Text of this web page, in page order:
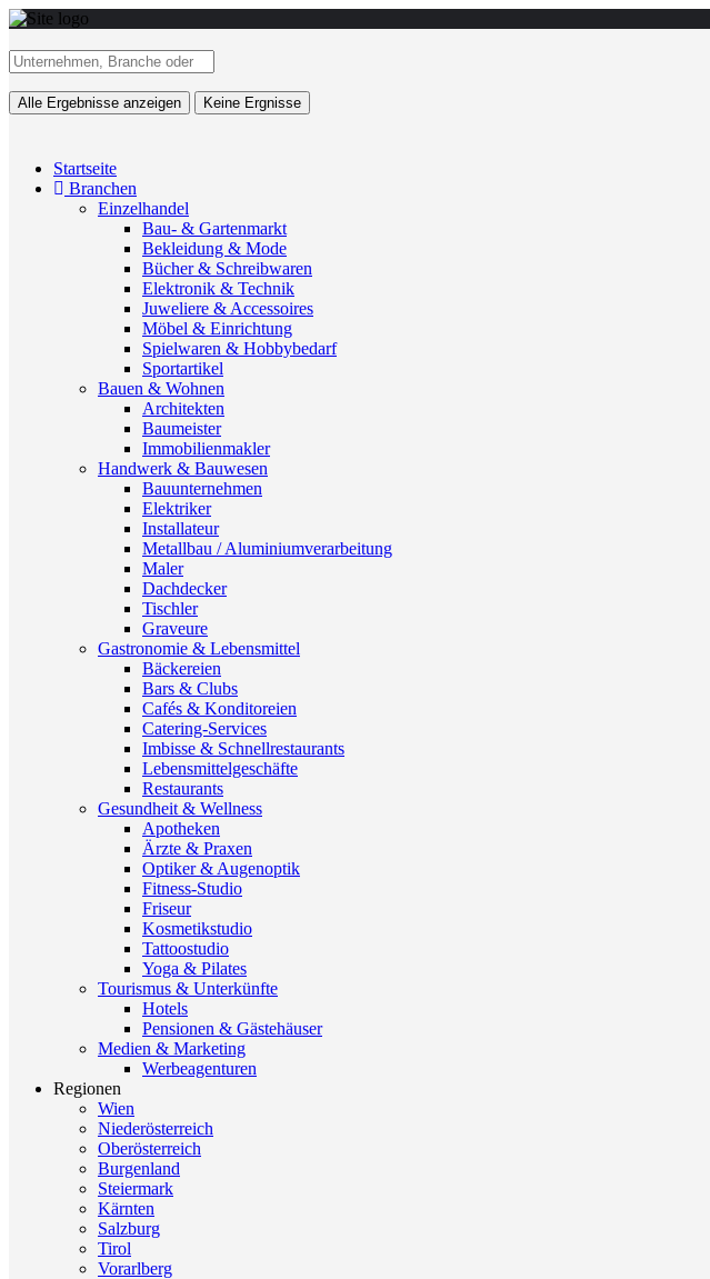
Alle Ergebnisse anzeigen Keine Ergnisse
Startseite
Branchen
Einzelhandel
Bau- & Gartenmarkt
Bekleidung & Mode
Bücher & Schreibwaren
Elektronik & Technik
Juweliere & Accessoires
Möbel & Einrichtung
Spielwaren & Hobbybedarf
Sportartikel
Bauen & Wohnen
Architekten
Baumeister
Immobilienmakler
Handwerk & Bauwesen
Bauunternehmen
Elektriker
Installateur
Metallbau / Aluminiumverarbeitung
Maler
Dachdecker
Tischler
Graveure
Gastronomie & Lebensmittel
Bäckereien
Bars & Clubs
Cafés & Konditoreien
Catering-Services
Imbisse & Schnellrestaurants
Lebensmittelgeschäfte
Restaurants
Gesundheit & Wellness
Apotheken
Ärzte & Praxen
Optiker & Augenoptik
Fitness-Studio
Friseur
Kosmetikstudio
Tattoostudio
Yoga & Pilates
Tourismus & Unterkünfte
Hotels
Pensionen & Gästehäuser
Medien & Marketing
Werbeagenturen
Regionen
Wien
Niederösterreich
Oberösterreich
Burgenland
Steiermark
Kärnten
Salzburg
Tirol
Vorarlberg